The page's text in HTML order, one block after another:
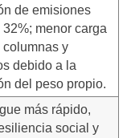
de emisiones
32%; menor carga
y
debido a la
del peso propio.
más rápido,
social y